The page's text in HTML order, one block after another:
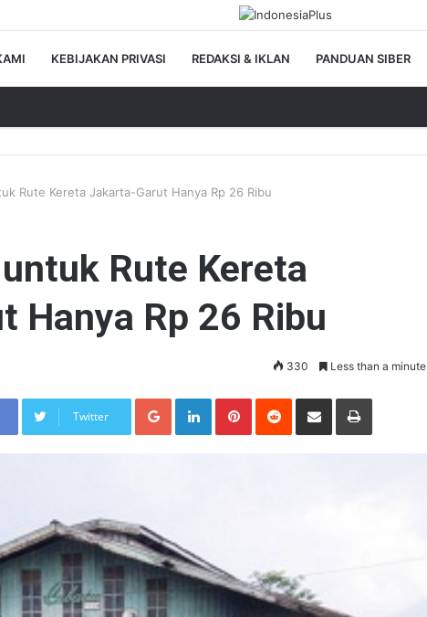
KEBIJAKAN PRIVASI REDAKSI & IKLAN PANDUAN SIBER
Rute Kereta Jakarta-Garut Hanya Rp 26 Ribu
Rute Kereta
Hanya Rp 26 Ribu
330 Less than a minute
Twitter
Google+LinkedInPinterestReddit Share via Email Print